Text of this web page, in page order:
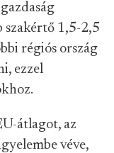
szakértő 1,5-2,5
régiós ország
ezzel
átlagot, az
véve,